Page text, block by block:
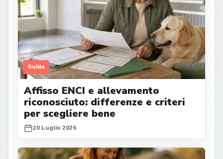
Guida
Affisso ENCI e allevamento
riconosciuto: differenze e criteri
per scegliere bene
20 Luglio 2026